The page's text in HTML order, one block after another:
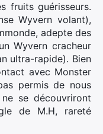
fruits guérisseurs.
Wyvern volant),
adepte des
Wyvern cracheur
ultra-rapide). Bien
avec Monster
permis de nous
se découvriront
de M.H, rareté